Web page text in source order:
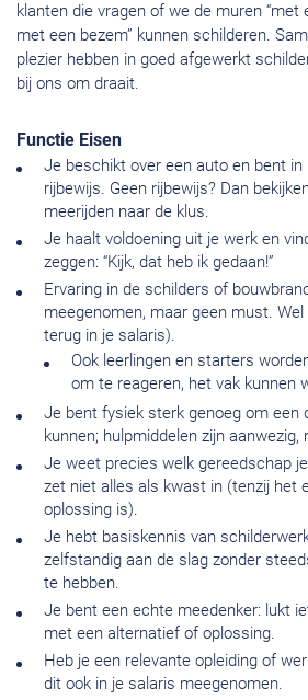
klanten die vragen of we de muren “met
met een bezem” kunnen schilderen.
plezier hebben in goed afgewerkt
bij ons om draait.
Functie Eisen
Je beschikt over een auto en bent
rijbewijs. Geen rijbewijs? Dan
meerijden naar de klus.
Je haalt voldoening uit je werk en
zeggen: “Kijk, dat heb ik gedaan!”
Ervaring in de schilders of
meegenomen, maar geen must.
terug in je salaris).
Ook leerlingen en starters
om te reageren, het vak kunnen
Je bent fysiek sterk genoeg om een
kunnen; hulpmiddelen zijn
Je weet precies welk gereedschap
zet niet alles als kwast in (tenzij het
oplossing is).
Je hebt basiskennis van
zelfstandig aan de slag zonder
te hebben.
Je bent een echte meedenker: lukt
met een alternatief of oplossing.
Heb je een relevante opleiding of
dit ook in je salaris meegenomen.